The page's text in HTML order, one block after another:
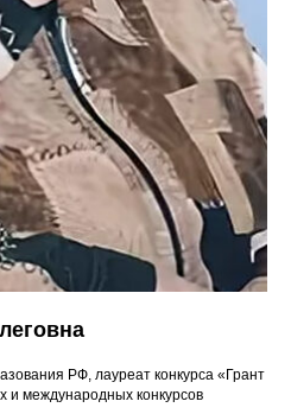
РФ, лауреат конкурса «Грант
и международных конкурсов